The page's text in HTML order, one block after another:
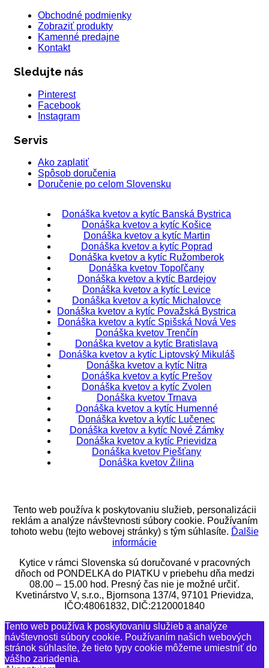
Obchodné podmienky
Zobraziť produkty
Kamenné predajne
Kontakt
Sledujte nás
Pinterest
Facebook
Instagram
Servis
Ako zaplatiť
Spôsob doručenia
Doručenie po celom Slovensku
Donáška kvetov a kytíc Banská Bystrica
Donáška kvetov a kytíc Košice
Donáška kvetov a kytíc Martin
Donáška kvetov a kytíc Poprad
Donáška kvetov a kytíc Ružomberok
Donáška kvetov Topoľčany
Donáška kvetov a kytíc Bardejov
Donáška kvetov a kytíc Levice
Donáška kvetov a kytíc Michalovce
Donáška kvetov a kytíc Považská Bystrica
Donáška kvetov a kytíc Spišská Nová Ves
Donáška kvetov Trenčín
Donáška kvetov a kytíc Bratislava
Donáška kvetov a kytíc Liptovský Mikuláš
Donáška kvetov a kytíc Nitra
Donáška kvetov a kytíc Prešov
Donáška kvetov a kytíc Zvolen
Donáška kvetov Trnava
Donáška kvetov a kytíc Humenné
Donáška kvetov a kytíc Lučenec
Donáška kvetov a kytíc Nové Zámky
Donáška kvetov a kytíc Prievidza
Donáška kvetov Piešťany
Donáška kvetov Žilina
Tento web používa k poskytovaniu služieb, personalizácii
reklám a analýze návštevnosti súbory cookie. Používaním
tohoto webu (tejto webovej stránky) s tým súhlasíte. Ďalšie
informácie
Kytice v rámci Slovenska sú doručované v pracovných
dňoch od PONDELKA do PIATKU v priebehu dňa medzi
08.00 – 15.00 hod. Presný čas nie je možné určiť.
Kvetinárstvo V, s.r.o., Bjornsona 137/4, 97101 Prievidza,
IČO:48061832, DIČ:2120001840
Tento web používa k poskytovaniu služieb a analýze
návštevnosti súbory cookie. Používaním našich webových
stránok súhlasíte, že tieto typy cookie môžeme umiestniť do
vášho zariadenia.